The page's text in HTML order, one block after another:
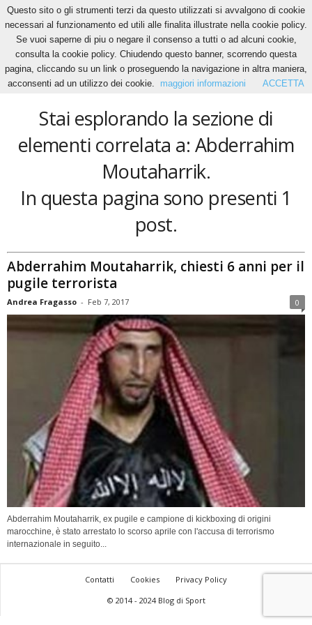
Home Tags Abderrahim Moutaharrik
Abderrahim Moutaharrik
Stai esplorando la sezione di
elementi correlata a: Abderrahim
Moutaharrik.
In questa pagina sono presenti 1
post.
Abderrahim Moutaharrik, chiesti 6 anni per il
pugile terrorista
Andrea Fragasso - Feb 7, 2017 0
Abderrahim Moutaharrik, ex pugile e campione di kickboxing di origini
marocchine, è stato arrestato lo scorso aprile con l'accusa di terrorismo
internazionale in seguito...
Contatti Cookies
Privacy Policy
© 2014 - 2024 Blog di Sport
Questo sito o gli strumenti terzi da questo utilizzati si avvalgono di cookie
necessari al funzionamento ed utili alle finalita illustrate nella cookie policy.
Se vuoi saperne di piu o negare il consenso a tutti o ad alcuni cookie,
consulta la cookie policy. Chiudendo questo banner, scorrendo questa
pagina, cliccando su un link o proseguendo la navigazione in altra maniera,
acconsenti ad un utilizzo dei cookie.
maggiori informazioni ACCETTA